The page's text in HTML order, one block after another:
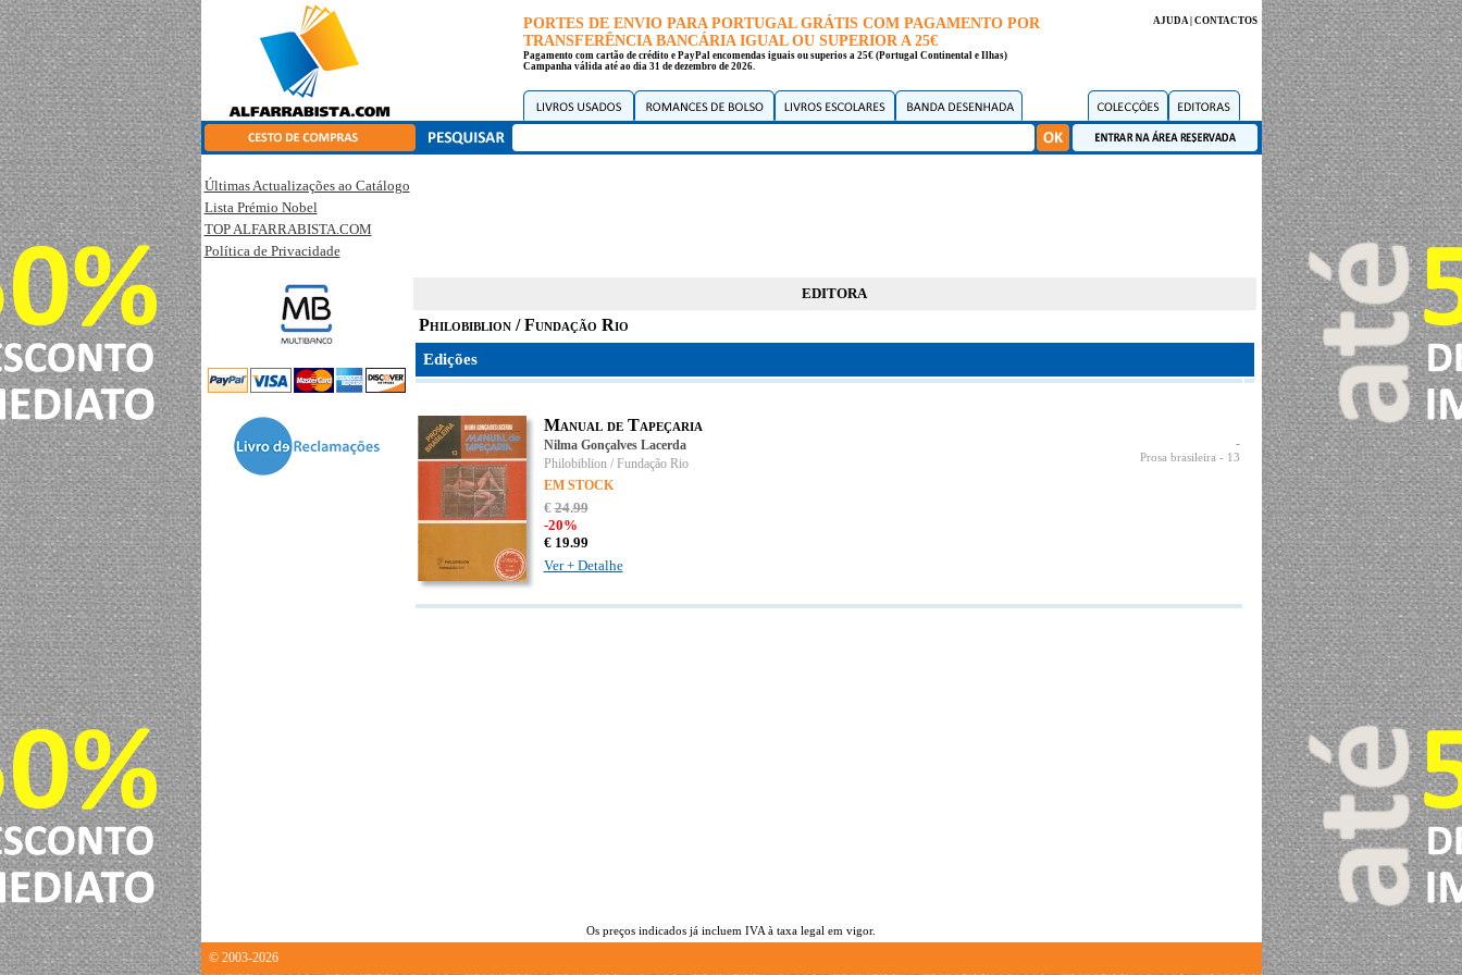
PORTES DE ENVIO PARA PORTUGAL GRÁTIS COM PAGAMENTO POR
TRANSFERÊNCIA BANCÁRIA IGUAL OU SUPERIOR A 25€
Pagamento com cartão de crédito e PayPal encomendas iguais ou superios a 25€ (Portugal Continental e Ilhas)
Campanha válida até ao dia 31 de dezembro de 2026.
AJUDA| CONTACTOS
Últimas Actualizações ao Catálogo
Lista Prémio Nobel
TOP ALFARRABISTA.COM
Política de Privacidade
EDITORA
Philobiblion / Fundação Rio
Edições
Manual de Tapeçaria
Nilma Gonçalves Lacerda
Philobiblion / Fundação Rio
EM STOCK
€24.99
-20%
€ 19.99
Ver + Detalhe
-
Prosa brasileira - 13
Os preços indicados já incluem IVA à taxa legal em vigor.
© 2003-2026